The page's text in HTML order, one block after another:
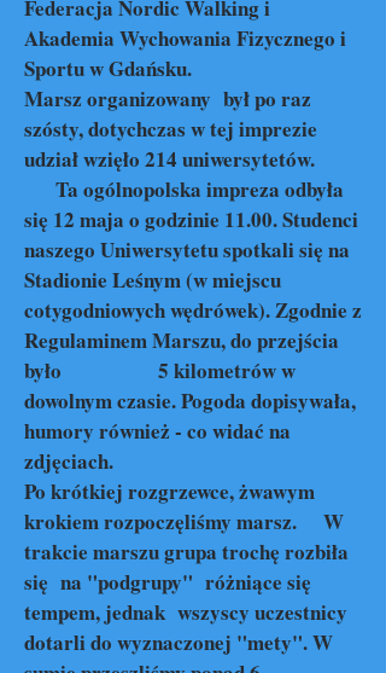
Federacja Nordic Walking i
Akademia Wychowania Fizycznego i
Sportu w Gdańsku.
Marsz organizowany był po raz
szósty, dotychczas w tej imprezie
udział wzięło 214 uniwersytetów.
Ta ogólnopolska impreza odbyła
się 12 maja o godzinie 11.00. Studenci
naszego Uniwersytetu spotkali się na
Stadionie Leśnym (w miejscu
cotygodniowych wędrówek). Zgodnie z
Regulaminem Marszu, do przejścia
było 5 kilometrów w
dowolnym czasie. Pogoda dopisywała,
humory również - co widać na
zdjęciach.
Po krótkiej rozgrzewce, żwawym
krokiem rozpoczęliśmy marsz. W
trakcie marszu grupa trochę rozbiła
się na "podgrupy" różniące się
tempem, jednak wszyscy uczestnicy
dotarli do wyznaczonej "mety". W